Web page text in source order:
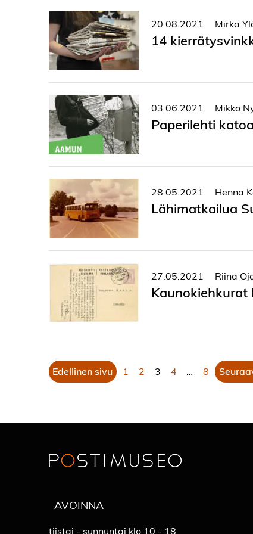
20.08.2021 Mirka
14
03.06.2021 Mikko
Paperilehti
28.05.2021 Henna
Lähimatkailua
27.05.2021 Riina
Edellinen sivu 1 2 3 4 … 8
AVOINNA
tiistai - sunnuntai klo 10 - 18